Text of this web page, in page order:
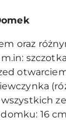
oraz
wszystkich
16